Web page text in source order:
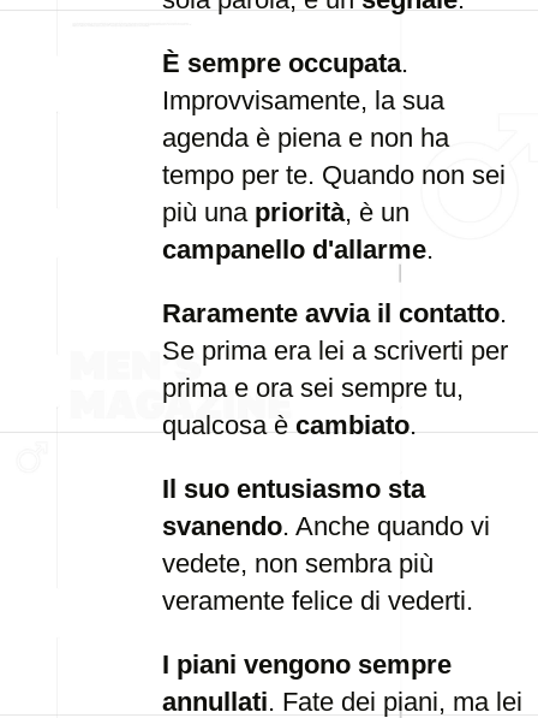
È sempre occupata.
Improvvisamente, la sua
agenda è piena e non ha
tempo per te. Quando non sei
più una priorità, è un
campanello d'allarme.
Raramente avvia il contatto.
Se prima era lei a scriverti per
prima e ora sei sempre tu,
qualcosa ècambiato.
Il suo entusiasmo sta
svanendo. Anche quando vi
vedete, non sembra più
veramente felice di vederti.
I piani vengono sempre
annullati. Fate dei piani, ma lei